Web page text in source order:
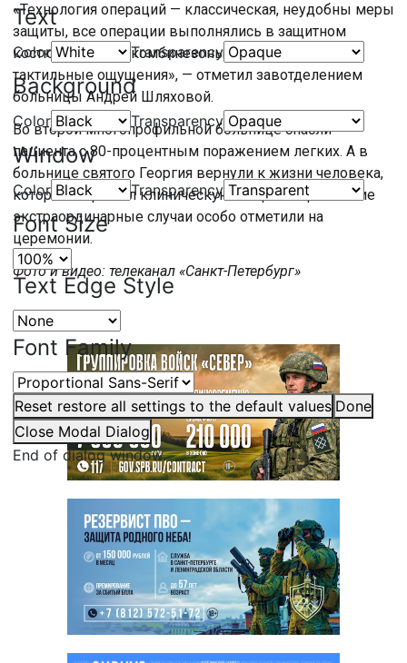
Text
Color Transparency
Background
Color Transparency
Window
Color Transparency
Font Size
Text Edge Style
Font Family
Reset restore all settings to the default values Done
Close Modal Dialog
End of dialog window.
«Технология операций — классическая, неудобны меры
защиты, все операции выполнялись в защитном
костюме. Маски, комбинезоны, жарко. Другие
тактильные ощущения», — отметил завотделением
больницы Андрей Шляховой.
Во второй многопрофильной больнице спасли
пациента с 80-процентным поражением легких. А в
больнице святого Георгия вернули к жизни человека,
который пережил клиническую смерть 13 раз. Такие
экстраординарные случаи особо отметили на
церемонии.
Фото и видео: телеканал «Санкт-Петербург»